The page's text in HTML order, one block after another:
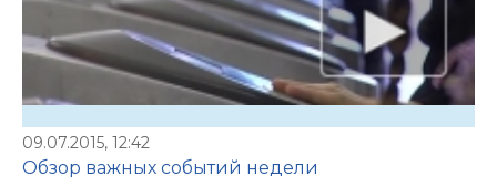
09.07.2015, 12:42
Обзор важных событий недели